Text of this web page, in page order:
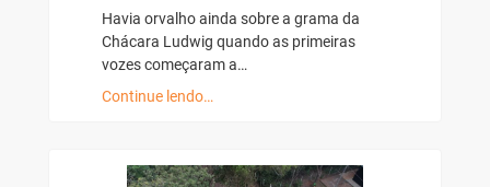
Havia orvalho ainda sobre a grama da
Chácara Ludwig quando as primeiras
vozes começaram a…
Continue lendo…